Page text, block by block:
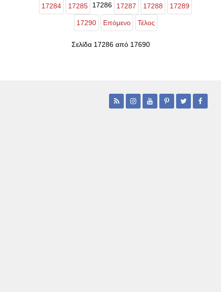
17284 17285 17286 17287 17288 17289
17290 Επόμενο Τέλος
Σελίδα 17286 από 17690